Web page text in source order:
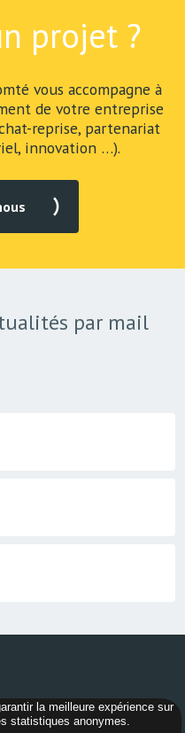
projet ?
vous accompagne à
de votre entreprise
reprise, partenariat
innovation …).
par mail
Comté
la meilleure expérience sur
statistiques anonymes.